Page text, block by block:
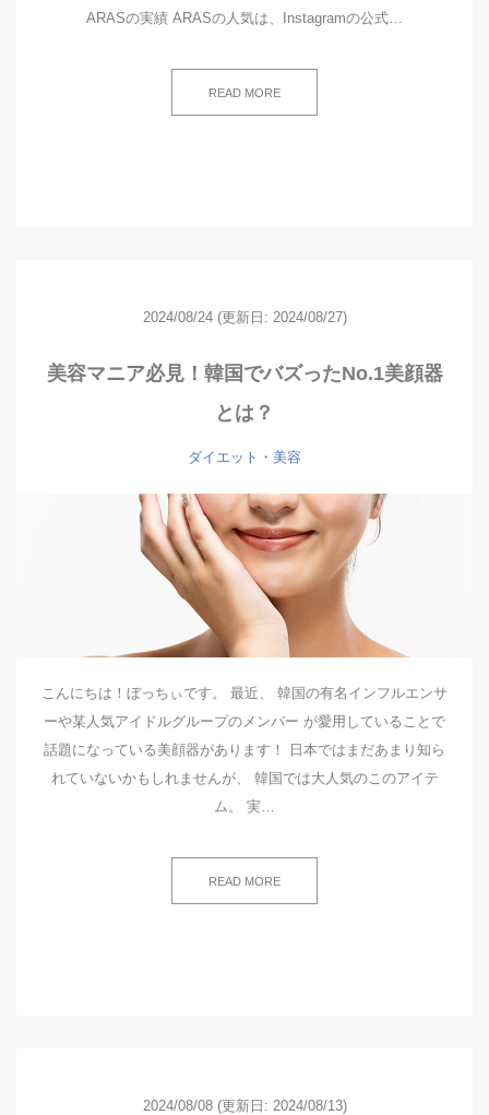
ARASの実績 ARASの人気は、Instagramの公式…
READ MORE
2024/08/24 (更新日: 2024/08/27)
美容マニア必見！韓国でバズったNo.1美顔器
とは？
ダイエット・美容
こんにちは！ぼっちぃです。 最近、 韓国の有名インフルエンサ
ーや某人気アイドルグループのメンバー が愛用していることで
話題になっている美顔器があります！ 日本ではまだあまり知ら
れていないかもしれませんが、 韓国では大人気のこのアイテ
ム。 実…
READ MORE
2024/08/08 (更新日: 2024/08/13)